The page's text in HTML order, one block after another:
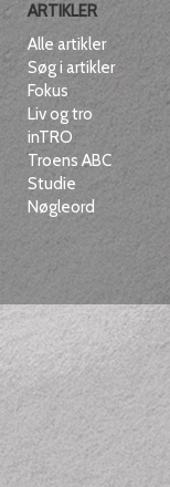
ARTIKLER
Alle artikler
Søg i artikler
Fokus
Liv og tro
inTRO
Troens ABC
Studie
Nøgleord